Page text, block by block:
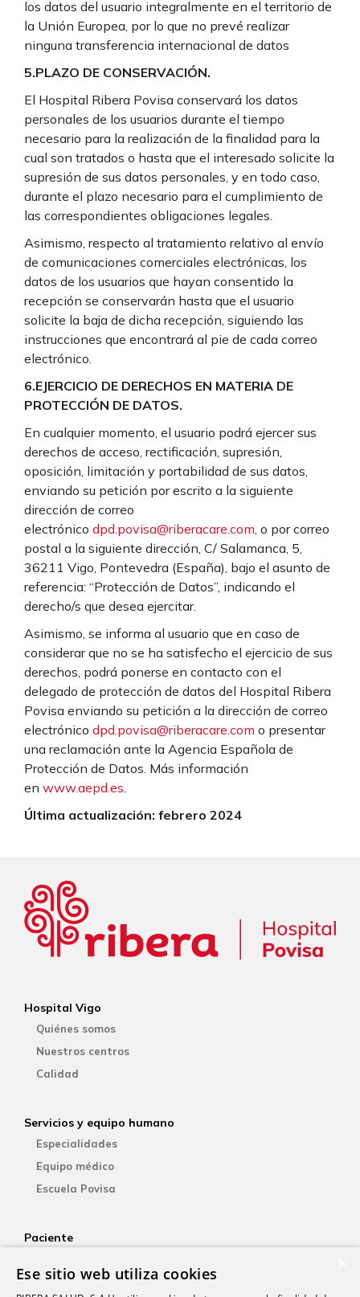
los datos del usuario integralmente en el territorio de
la Unión Europea, por lo que no prevé realizar
ninguna transferencia internacional de datos
5.PLAZO DE CONSERVACIÓN.
El Hospital Ribera Povisa conservará los datos
personales de los usuarios durante el tiempo
necesario para la realización de la finalidad para la
cual son tratados o hasta que el interesado solicite la
supresión de sus datos personales, y en todo caso,
durante el plazo necesario para el cumplimiento de
las correspondientes obligaciones legales.
Asimismo, respecto al tratamiento relativo al envío
de comunicaciones comerciales electrónicas, los
datos de los usuarios que hayan consentido la
recepción se conservarán hasta que el usuario
solicite la baja de dicha recepción, siguiendo las
instrucciones que encontrará al pie de cada correo
electrónico.
6.EJERCICIO DE DERECHOS EN MATERIA DE
PROTECCIÓN DE DATOS.
En cualquier momento, el usuario podrá ejercer sus
derechos de acceso, rectificación, supresión,
oposición, limitación y portabilidad de sus datos,
enviando su petición por escrito a la siguiente
dirección de correo
electrónico dpd.povisa@riberacare.com , o por correo
postal a la siguiente dirección, C/ Salamanca, 5,
36211 Vigo, Pontevedra (España), bajo el asunto de
referencia: “Protección de Datos”, indicando el
derecho/s que desea ejercitar.
Asimismo, se informa al usuario que en caso de
considerar que no se ha satisfecho el ejercicio de sus
derechos, podrá ponerse en contacto con el
delegado de protección de datos del Hospital Ribera
Povisa enviando su petición a la dirección de correo
electrónico dpd.povisa@riberacare.com o presentar
una reclamación ante la Agencia Española de
Protección de Datos. Más información
en www.aepd.es
Última actualización: febrero 2024
Hospital Vigo
Quiénes somos
Nuestros centros
Calidad
Servicios y equipo humano
Especialidades
Equipo médico
Escuela Povisa
Paciente
YOsalud
Ese sitio web utiliza cookies